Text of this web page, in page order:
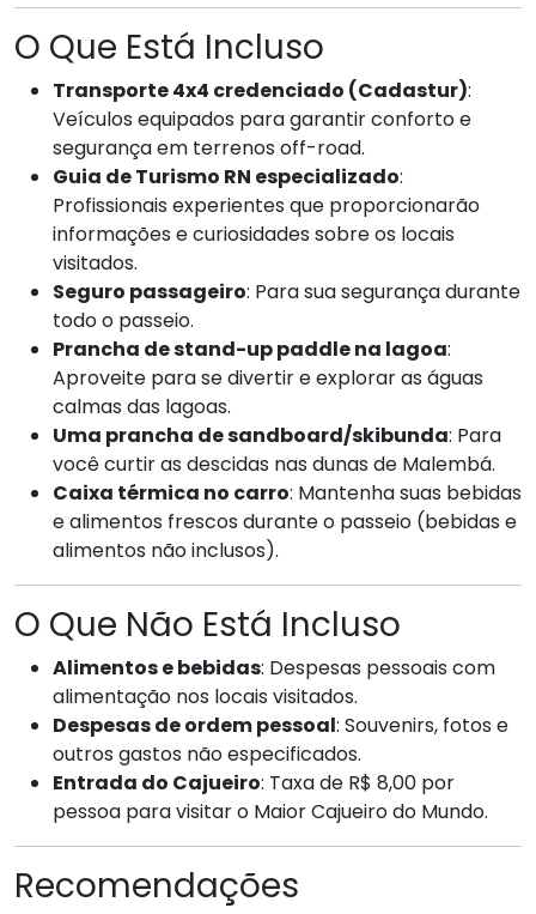
O Que Está Incluso
Transporte 4x4 credenciado (Cadastur):
Veículos equipados para garantir conforto e
segurança em terrenos off-road.
Guia de Turismo RN especializado:
Profissionais experientes que proporcionarão
informações e curiosidades sobre os locais
visitados.
Seguro passageiro: Para sua segurança durante
todo o passeio.
Prancha de stand-up paddle na lagoa:
Aproveite para se divertir e explorar as águas
calmas das lagoas.
Uma prancha de sandboard/skibunda: Para
você curtir as descidas nas dunas de Malembá.
Caixa térmica no carro: Mantenha suas bebidas
e alimentos frescos durante o passeio (bebidas e
alimentos não inclusos).
O Que Não Está Incluso
Alimentos e bebidas: Despesas pessoais com
alimentação nos locais visitados.
Despesas de ordem pessoal: Souvenirs, fotos e
outros gastos não especificados.
Entrada do Cajueiro: Taxa de R$ 8,00 por
pessoa para visitar o Maior Cajueiro do Mundo.
Recomendações